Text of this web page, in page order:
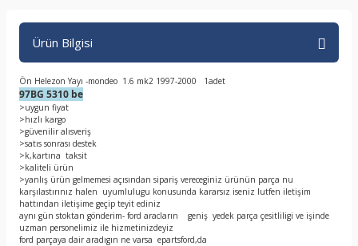
Ürün Bilgisi
Ön Helezon Yayı -mondeo 1.6 mk2 1997-2000 1adet
97BG 5310 be
>uygun fiyat
>hızlı kargo
>güvenilir alısveriş
>satıs sonrası destek
>k,kartına taksit
>kaliteli ürün
>yanlış ürün gelmemesi açısından sipariş vereceginiz ürünün parça nu
karşılastırınız halen uyumlulugu konusunda kararsız iseniz lutfen iletişim
hattından iletişime geçip teyit ediniz
aynı gün stoktan gönderim- ford aracların geniş yedek parça çesitliligi ve işinde
uzman personelimiz ile hizmetinizdeyiz
ford parçaya dair aradıgın ne varsa epartsford,da